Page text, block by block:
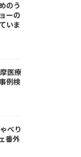
のう
ーの
いま
医療
例検
べり
番外